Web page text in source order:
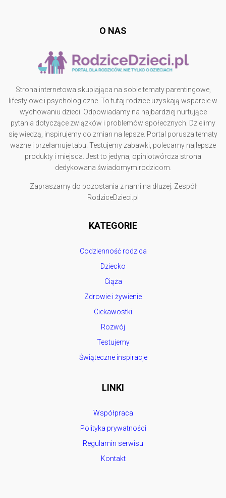
O NAS
Strona internetowa skupiająca na sobie tematy parentingowe,
lifestylowe i psychologiczne. To tutaj rodzice uzyskają wsparcie w
wychowaniu dzieci. Odpowiadamy na najbardziej nurtujące
pytania dotyczące związków i problemów społecznych. Dzielimy
się wiedzą, inspirujemy do zmian na lepsze. Portal porusza tematy
ważne i przełamuje tabu. Testujemy zabawki, polecamy najlepsze
produkty i miejsca. Jest to jedyna, opiniotwórcza strona
dedykowana świadomym rodzicom.
Zapraszamy do pozostania z nami na dłużej. Zespół
RodziceDzieci.pl
KATEGORIE
Codzienność rodzica
Dziecko
Ciąża
Zdrowie i żywienie
Ciekawostki
Rozwój
Testujemy
Świąteczne inspiracje
LINKI
Współpraca
Polityka prywatności
Regulamin serwisu
Kontakt